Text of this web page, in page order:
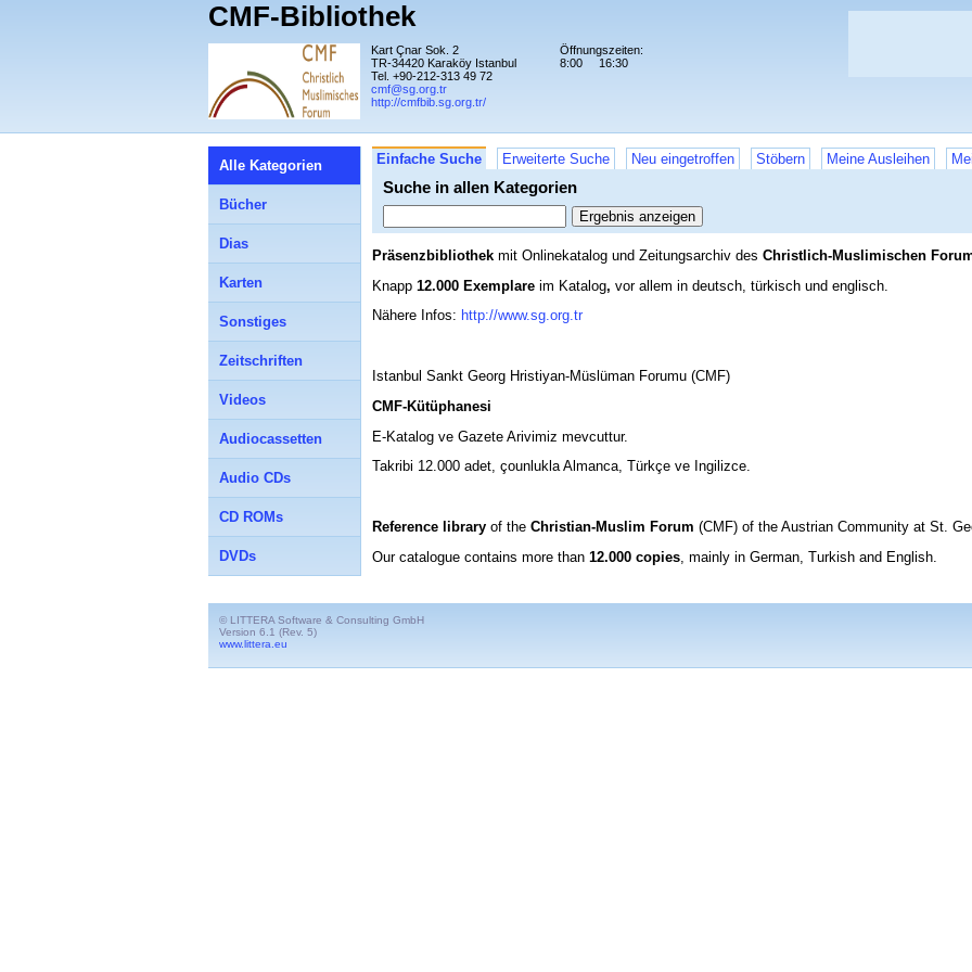
CMF-Bibliothek
Kart Çnar Sok. 2
TR-34420 Karaköy Istanbul
Tel. +90-212-313 49 72
cmf@sg.org.tr
http://cmfbib.sg.org.tr/
Öffnungszeiten:
8:00
16:30
Einfache Suche Erweiterte Suche Neu eingetroffen Stöbern Meine Ausleihen
Suche in allen Kategorien
Präsenzbibliothek mit Onlinekatalog und Zeitungsarchiv des Christlich-Muslimischen
Knapp 12.000 Exemplare im Katalog, vor allem in deutsch, türkisch und englisch.
Nähere Infos: http://www.sg.org.tr
Istanbul Sankt Georg Hristiyan-Müslüman Forumu (CMF)
CMF-Kütüphanesi
E-Katalog ve Gazete Arivimiz mevcuttur.
Takribi 12.000 adet, çounlukla Almanca, Türkçe ve Ingilizce.
Reference library of the Christian-Muslim Forum (CMF) of the Austrian Community at St.
Our catalogue contains more than 12.000 copies , mainly in German, Turkish and English.
Alle Kategorien
Bücher
Dias
Karten
Sonstiges
Zeitschriften
Videos
Audiocassetten
Audio CDs
CD ROMs
DVDs
© LITTERA Software & Consulting GmbH
Version 6.1 (Rev. 5)
www.littera.eu